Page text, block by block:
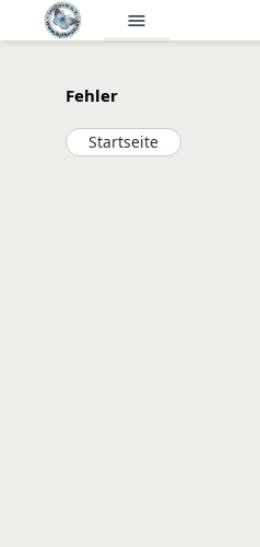
menu
Fehler
Startseite